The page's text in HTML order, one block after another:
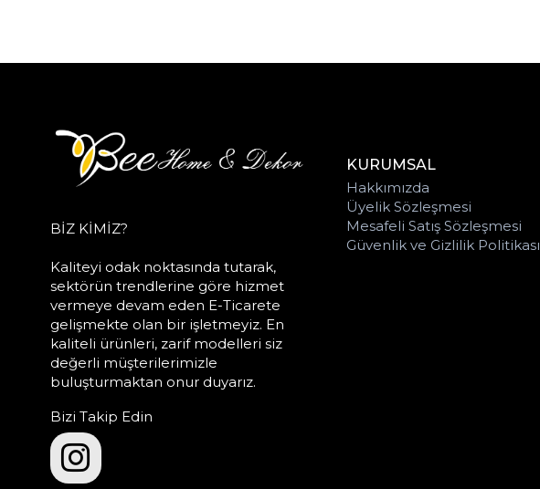
BİZ KİMİZ?
Kaliteyi odak noktasında tutarak,
sektörün trendlerine göre hizmet
vermeye devam eden E-Ticarete
gelişmekte olan bir işletmeyiz. En
kaliteli ürünleri, zarif modelleri siz
değerli müşterilerimizle
buluşturmaktan onur duyarız.
Bizi Takip Edin
KURUMSAL
Hakkımızda
Üyelik Sözleşmesi
Mesafeli Satış Sözleşmesi
Güvenlik ve Gizlilik Politikası